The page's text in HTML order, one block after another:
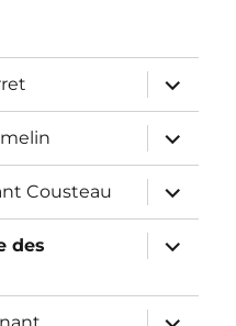
ouvrir
le
sous-
menu
ouvrir
le
sous-
menu
Cousteau
ouvrir
le
sous-
menu
des
ouvrir
le
menu
ouvrir